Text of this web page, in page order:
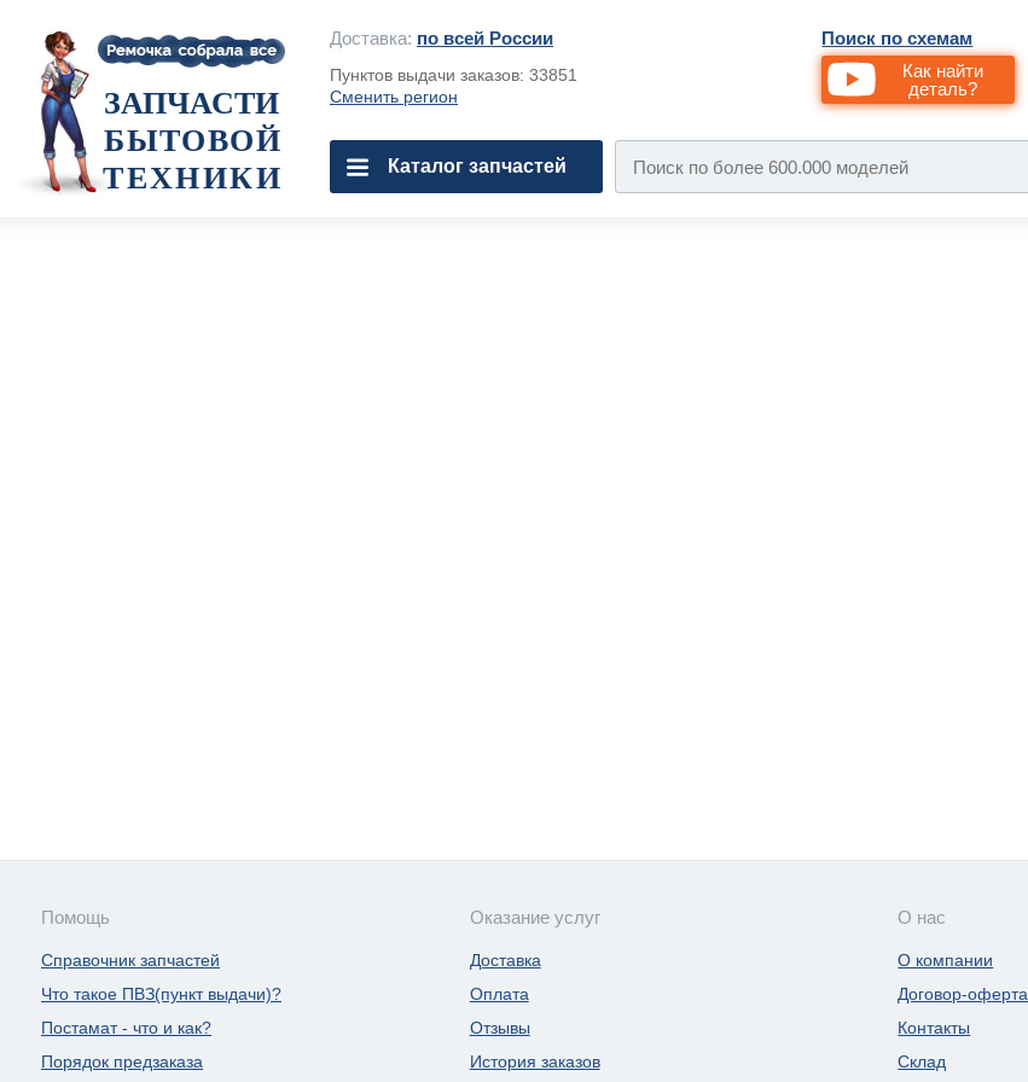
Доставка: по всей России
Пунктов выдачи заказов: 33851
Сменить регион
Поиск по схемам
Как найти
деталь?
ЗАПЧАСТИ
БЫТОВОЙ
ТЕХНИКИ
Каталог запчастей
Помощь
Справочник запчастей
Что такое ПВЗ(пункт выдачи)?
Постамат - что и как?
Порядок предзаказа
Оказание услуг
Доставка
Оплата
Отзывы
История заказов
О нас
О компании
Договор-оферта
Контакты
Склад